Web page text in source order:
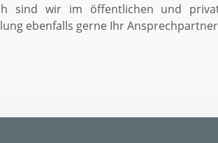
sind wir im öffentlichen und
ebenfalls gerne Ihr